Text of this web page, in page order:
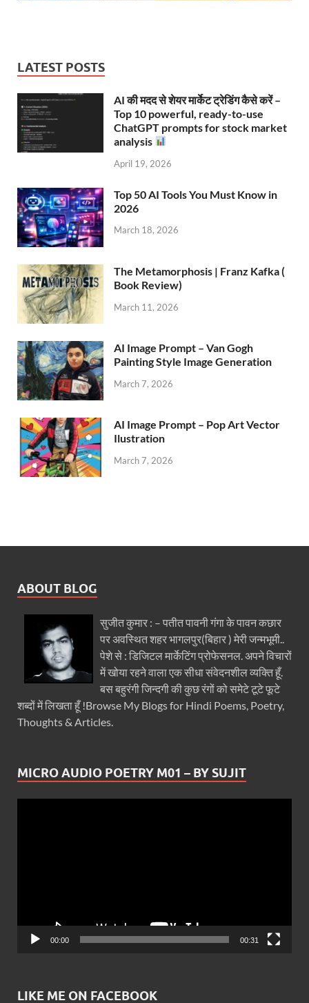
LATEST POSTS
AI की मदद से शेयर मार्केट ट्रेडिंग कैसे करें –
Top 10 powerful, ready-to-use
ChatGPT prompts for stock market
analysis
April 19, 2026
Top 50 AI Tools You Must Know in
2026
March 18, 2026
The Metamorphosis | Franz Kafka (
Book Review)
March 11, 2026
AI Image Prompt – Van Gogh
Painting Style Image Generation
March 7, 2026
AI Image Prompt – Pop Art Vector
Ilustration
March 7, 2026
ABOUT BLOG
सुजीत कुमार : – पतीत पावनी गंगा के पावन कछार
पर अवस्थित शहर भागलपुर(बिहार ) मेरी जन्मभूमी..
पेशे से : डिजिटल मार्केटिंग प्रोफेसनल. अपने विचारों
में खोया रहने वाला एक सीधा संवेदनशील व्यक्ति हूँ.
बस बहुरंगी जिन्दगी की कुछ रंगों को समेटे टूटे फूटे
शब्दों में लिखता हूँ !Browse My Blogs for Hindi Poems, Poetry,
Thoughts & Articles.
MICRO AUDIO POETRY M01 – BY SUJIT
00:00 00:31
LIKE ME ON FACEBOOK